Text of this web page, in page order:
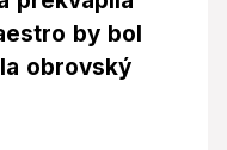
by bol
obrovský